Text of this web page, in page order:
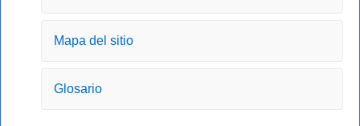
Mapa del sitio
Glosario